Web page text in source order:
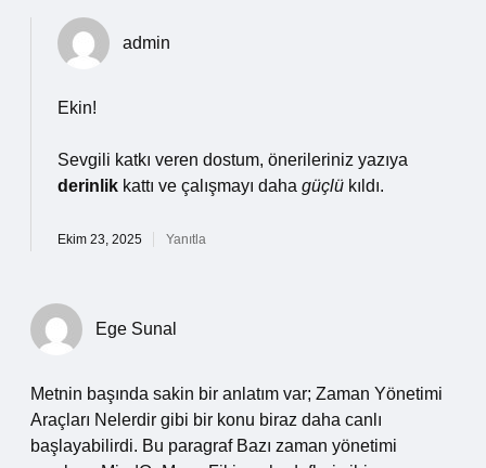
admin
Ekin!
Sevgili katkı veren dostum, önerileriniz yazıya
derinlik kattı ve çalışmayı daha güçlü kıldı.
Ekim 23, 2025 Yanıtla
Ege Sunal
Metnin başında sakin bir anlatım var; Zaman Yönetimi
Araçları Nelerdir gibi bir konu biraz daha canlı
başlayabilirdi. Bu paragraf Bazı zaman yönetimi